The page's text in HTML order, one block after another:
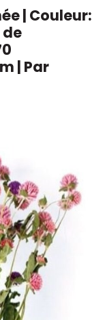
| Couleur:
de
| Par